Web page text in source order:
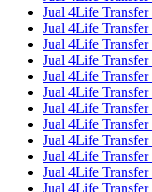
Jual 4Life
Jual 4Life
Jual 4Life
Jual 4Life
Jual 4Life
Jual 4Life
Jual 4Life
Jual 4Life
Jual 4Life
Jual 4Life
Jual 4Life
Jual 4Life